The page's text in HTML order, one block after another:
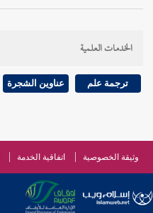
الخدمات العلمية
ترجمة علم عناوين الشجرة
وثيقة الخصوصية اتفاقية الخدمة